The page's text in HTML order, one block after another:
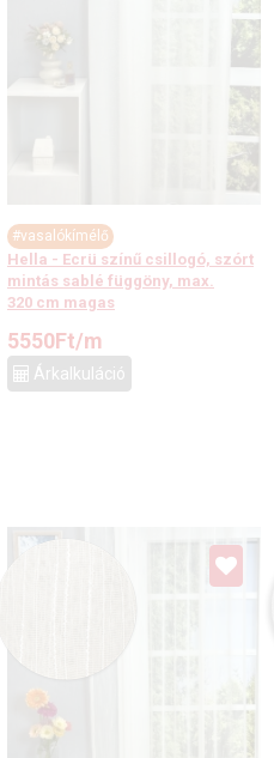
#vasalókímélő
Hella - Ecrü színű csillogó, szórt
mintás sablé függöny, max.
320 cm magas
5550Ft/m
Árkalkuláció